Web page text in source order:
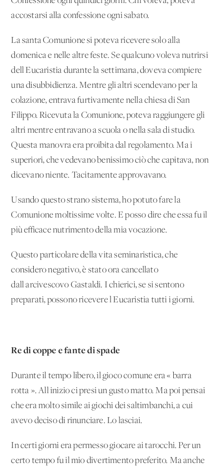
accostarsi alla confessione ogni sabato.
La santa Comunione si poteva ricevere solo alla
domenica e nelle altre feste. Se qualcuno voleva nutrirsi
dell'Eucaristia durante la settimana, doveva compiere
una disubbidienza. Mentre gli altri scendevano per la
colazione, entrava furtivamente nella chiesa di San
Filippo. Ricevuta la Comunione, poteva raggiungere gli
altri mentre entravano a scuola o nella sala di studio.
Questa manovra era proibita dal regolamento. Ma i
superiori, che vedevano benissimo ciò che capitava, non
dicevano niente. Tacitamente approvavano.
Usando questo strano sistema, ho potuto fare la
Comunione moltissime volte. E posso dire che essa fu il
più efficace nutrimento della mia vocazione.
Questo particolare della vita seminaristica, che
considero negativo, è stato ora cancellato
dall'arcivescovo Gastaldi. I chierici, se si sentono
preparati, possono ricevere l'Eucaristia tutti i giorni.
Re di coppe e fante di spade
Durante il tempo libero, il gioco comune era « barra
rotta ». All'inizio ci presi un gusto matto. Ma poi pensai
che era molto simile ai giochi dei saltimbanchi, a cui
avevo deciso di rinunciare. Lo lasciai.
In certi giorni era permesso giocare ai tarocchi. Per un
certo tempo fu il mio divertimento preferito. Ma anche